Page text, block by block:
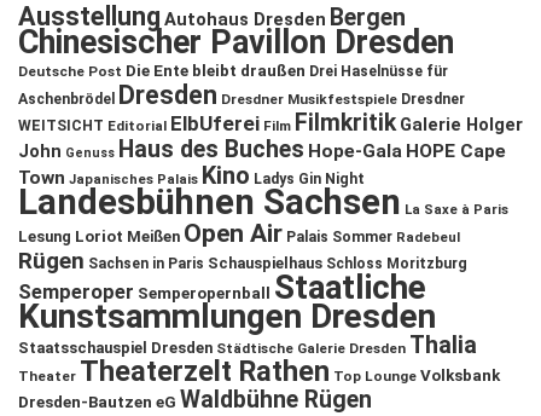
Ausstellung Autohaus Dresden Bergen
Chinesischer Pavillon Dresden
Deutsche Post Die Ente bleibt draußen Drei Haselnüsse für
Aschenbrödel
Dresden Dresdner Musikfestspiele Dresdner
WEITSICHT Editorial ElbUferei Film Filmkritik Galerie Holger
John Genuss Haus des Buches Hope-Gala HOPE Cape
Town Japanisches Palais Kino Ladys Gin Night
Landesbühnen Sachsen La Saxe à Paris
Lesung Loriot Meißen Open Air Palais Sommer Radebeul
Rügen Sachsen in Paris Schauspielhaus Schloss Moritzburg
Semperoper Semperopernball Staatliche
Kunstsammlungen Dresden
Staatsschauspiel Dresden Städtische Galerie Dresden Thalia
Theater Theaterzelt Rathen Top Lounge Volksbank
Dresden-Bautzen eG Waldbühne Rügen